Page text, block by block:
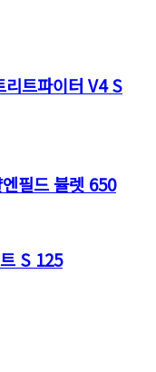
리트파이터 V4 S
필드 뷸렛 650
S 125